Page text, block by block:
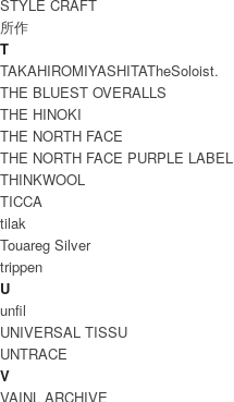
STYLE CRAFT
所作
T
TAKAHIROMIYASHITATheSoloist.
THE BLUEST OVERALLS
THE HINOKI
THE NORTH FACE
THE NORTH FACE PURPLE LABEL
THINKWOOL
TICCA
tilak
Touareg Silver
trippen
U
unfil
UNIVERSAL TISSU
UNTRACE
V
VAINL ARCHIVE